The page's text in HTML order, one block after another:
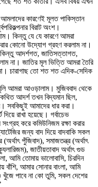
আমলাদের কারণেই মূলত পাকিস্তান
বিরাট অংশ।
কিন্তু যে যে কারণে আমরা
কোনো উদ্যোগ গ্রহণ করলাম না।
আদর্শগত, জাতিসত্তাগত,
না। জাতির মূল ভিত্তি আমরা তৈরি
চারাগাছ তো শত শত এদিক-সেদিক
আমরা আওড়ালাম। মুজিববাদ থেকে
আদর্শ তখন বিদ্যমান ছিল,
সবকিছুই আমাদের ধার করা।
রাখা হয়েছে। গর্বাচেভ
সংগ্রহ করে কমিউনিজম রক্ষা করার
জন্য বাদ দিয়ে বাদবাকি সকল
পুঁজিবাদ), সমাজতন্ত্র (অর্থাৎ
জাতীয়তাবাদ অর্থাৎ গুড
আমি তোমায় ভালোবাসি, চিরদিন
বাঁশি, আমার সোনার বাংলা, আমি
পাবে না কো তুমি, সকল দেশের